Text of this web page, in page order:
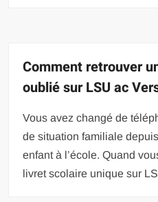
Comment retrouver
oublié sur LSU ac
Vous avez changé de
de situation familiale
enfant à l’école. Quand
livret scolaire unique sur